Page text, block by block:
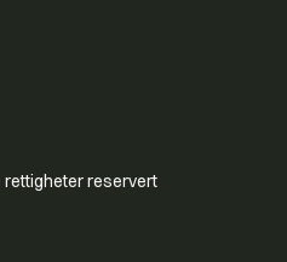
rettigheter reservert